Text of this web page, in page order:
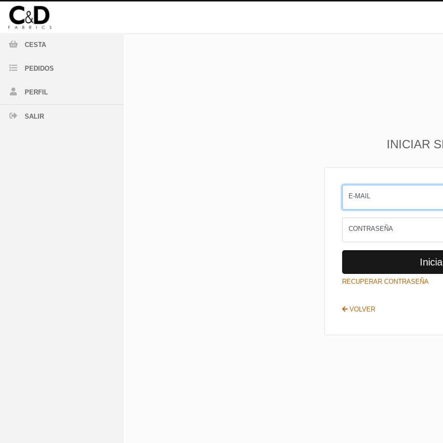
CESTA
PEDIDOS
PERFIL
SALIR
INICIAR
E-MAIL
CONTRASEÑA
RECUPERAR CONTRASEÑA
VOLVER